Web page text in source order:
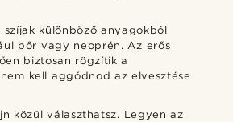
különböző anyagokból
bőr vagy neoprén. Az erős
biztosan rögzítik a
kell aggódnod az elvesztése
közül választhatsz. Legyen az